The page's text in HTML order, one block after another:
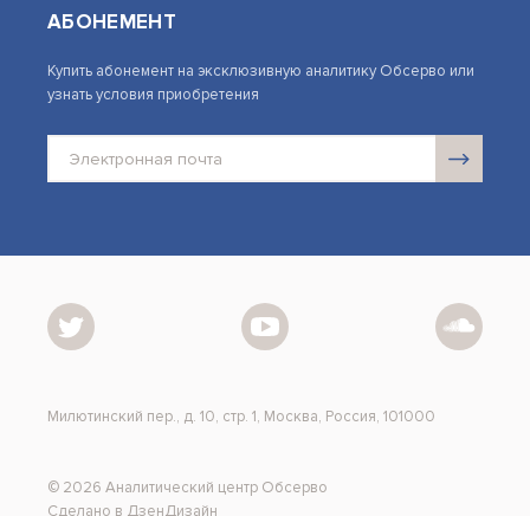
АБОНЕМЕНТ
Купить абонемент на эксклюзивную аналитику Обсерво или
узнать условия приобретения
Милютинский пер., д. 10, стр. 1, Москва, Россия, 101000
© 2026 Аналитический центр Обсерво
Сделано в ДзенДизайн